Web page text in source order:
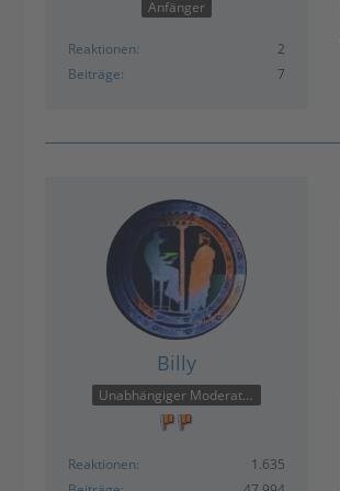
Anfänger
Reaktionen
2
Beiträge
7
Billy
Unabhängiger Moderator
Reaktionen
1.635